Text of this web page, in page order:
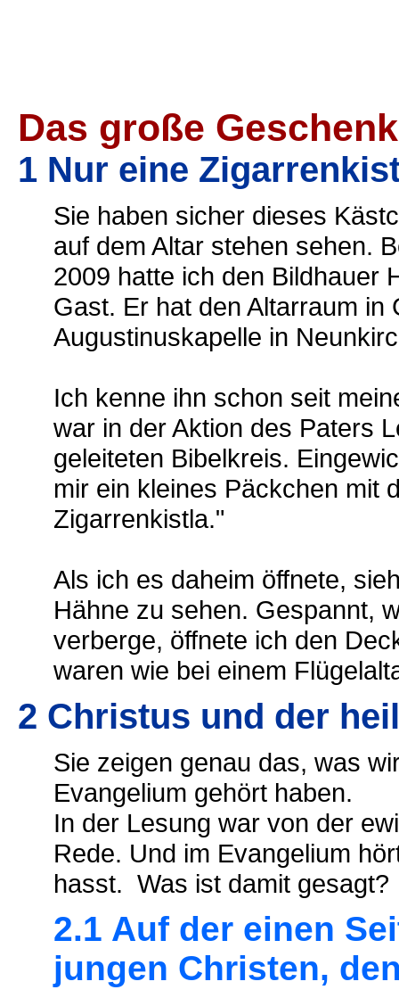
Das große
1 Nur eine
Sie haben sicher dieses
auf dem Altar stehen sehen.
2009 hatte ich den Bildhauer
Gast. Er hat den Altarraum
Augustinuskapelle in
Ich kenne ihn schon seit
war in der Aktion des Paters
geleiteten Bibelkreis.
mir ein kleines Päckchen mit
Zigarrenkistla."
Als ich es daheim öffnete,
Hähne zu sehen. Gespannt,
verberge, öffnete ich den
waren wie bei einem
2 Christus und der
Sie zeigen genau das, was
Evangelium gehört haben.
In der Lesung war von der
Rede. Und im Evangelium
hasst. Was ist damit gesagt?
2.1 Auf der einen
jungen Christen,